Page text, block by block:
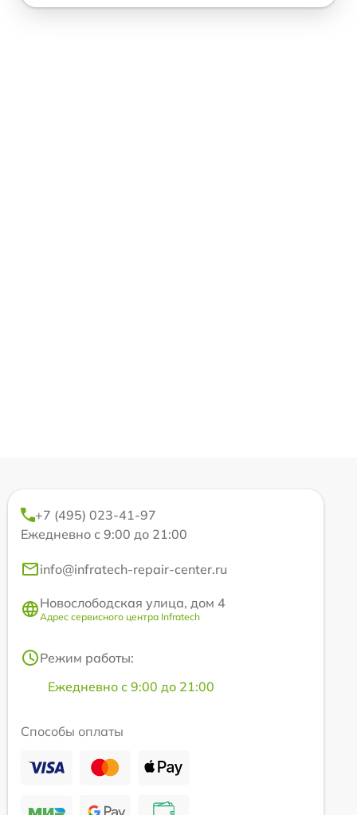
+7 (495) 023-41-97
Ежедневно с 9:00 до 21:00
info@infratech-repair-center.ru
Новослободская улица, дом 4
Адрес сервисного центра Infratech
Режим работы:
Ежедневно с 9:00 до 21:00
Способы оплаты